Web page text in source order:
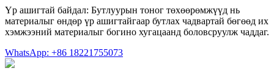
Үр ашигтай байдал: Бутлуурын тоног төхөөрөмжүүд нь
материалыг өндөр үр ашигтайгаар бутлах чадвартай бөгөөд их
хэмжээний материалыг богино хугацаанд боловсруулж чаддаг.
WhatsApp: +86 18221755073